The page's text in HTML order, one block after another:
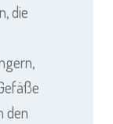
die
den